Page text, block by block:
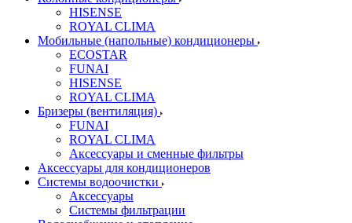
HISENSE
ROYAL CLIMA
Мобильные (напольные) кондиционеры
ECOSTAR
FUNAI
HISENSE
ROYAL CLIMA
Бризеры (вентиляция)
FUNAI
ROYAL CLIMA
Аксессуары и сменные фильтры
Аксессуары для кондиционеров
Системы водоочистки
Аксессуары
Системы фильтрации